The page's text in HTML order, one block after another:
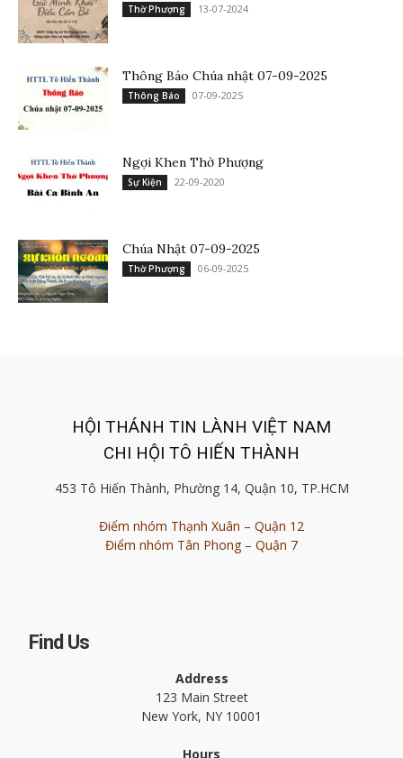
Thờ Phượng 13-07-2024
Thông Báo Chúa nhật 07-09-2025
Thông Báo 07-09-2025
Ngợi Khen Thờ Phượng
Sự Kiện 22-09-2020
Chúa Nhật 07-09-2025
Thờ Phượng 06-09-2025
HỘI THÁNH TIN LÀNH VIỆT NAM
CHI HỘI TÔ HIẾN THÀNH
453 Tô Hiến Thành, Phường 14, Quận 10, TP.HCM
Điểm nhóm Thạnh Xuân – Quận 12
Điểm nhóm Tân Phong – Quận 7
Find Us
Address
123 Main Street
New York, NY 10001
Hours